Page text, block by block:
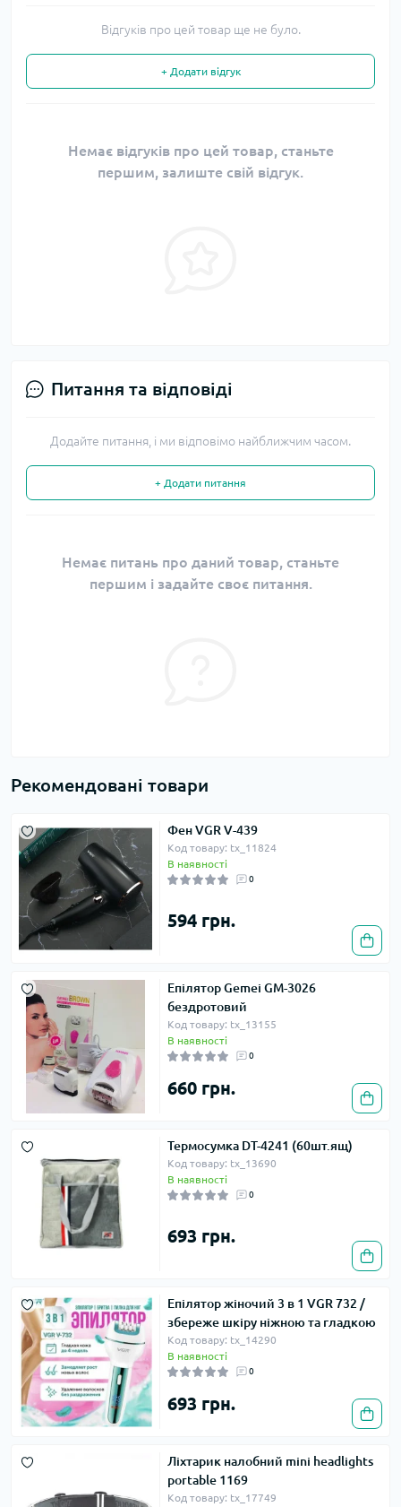
Відгуків про цей товар ще не було.
+ Додати відгук
Немає відгуків про цей товар, станьте
першим, залиште свій відгук.
Питання та відповіді
Додайте питання, і ми відповімо найближчим часом.
+ Додати питання
Немає питань про даний товар, станьте
першим і задайте своє питання.
Рекомендовані товари
Фен VGR V-439
Код товару: tx_11824
В наявності
0
594 грн.
Епілятор Gemei GM-3026
бездротовий
Код товару: tx_13155
В наявності
0
660 грн.
Термосумка DT-4241 (60шт.ящ)
Код товару: tx_13690
В наявності
0
693 грн.
Епілятор жіночий 3 в 1 VGR 732 /
збереже шкіру ніжною та гладкою
Код товару: tx_14290
В наявності
0
693 грн.
Ліхтарик налобний mini headlights
portable 1169
Код товару: tx_17749